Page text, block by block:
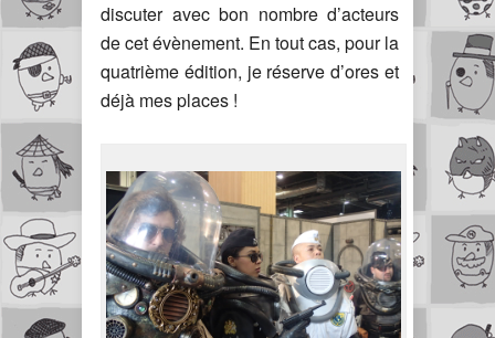
discuter avec bon nombre d’acteurs
de cet évènement. En tout cas, pour la
quatrième édition, je réserve d’ores et
déjà mes places !